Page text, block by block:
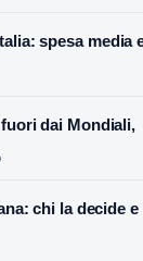
spesa media
dai Mondiali,
chi la decide e